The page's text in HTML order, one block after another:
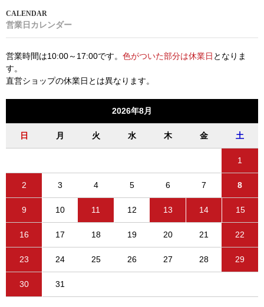
営業日カレンダー
営業時間は10:00～17:00です。 色がついた部分は休業日 となりま
す。
直営ショップの休業日とは異なります。
2026年8月
日 月 火 水 木 金 土
1
2 3 4 5 6 7 8
9 10 11 12 13 14 15
16 17 18 19 20 21 22
23 24 25 26 27 28 29
30 31